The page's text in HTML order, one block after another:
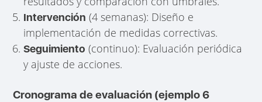
Intervención (4 semanas): Diseño e
implementación de medidas correctivas.
Seguimiento (continuo): Evaluación periódica
y ajuste de acciones.
Cronograma de evaluación (ejemplo 6